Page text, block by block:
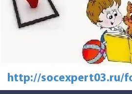
http://socexpert03.ru/